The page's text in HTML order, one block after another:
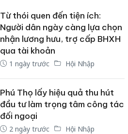
Từ thói quen đến tiện ích:
Người dân ngày càng lựa chọn
nhận lương hưu, trợ cấp BHXH
qua tài khoản
1 ngày trước Hội Nhập
Phú Thọ lấy hiệu quả thu hút
đầu tư làm trọng tâm công tác
đối ngoại
2 ngày trước Hội Nhập